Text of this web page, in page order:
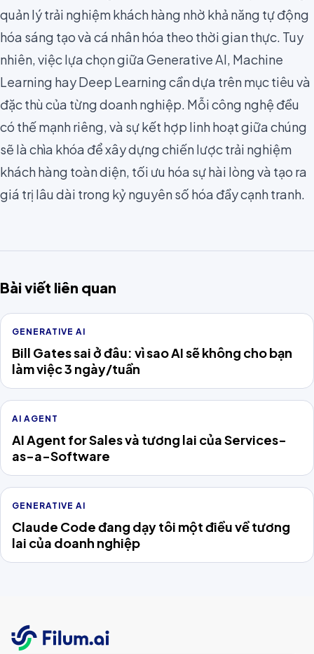
quản lý trải nghiệm khách hàng nhờ khả năng tự động
hóa sáng tạo và cá nhân hóa theo thời gian thực. Tuy
nhiên, việc lựa chọn giữa Generative AI, Machine
Learning hay Deep Learning cần dựa trên mục tiêu và
đặc thù của từng doanh nghiệp. Mỗi công nghệ đều
có thế mạnh riêng, và sự kết hợp linh hoạt giữa chúng
sẽ là chìa khóa để xây dựng chiến lược trải nghiệm
khách hàng toàn diện, tối ưu hóa sự hài lòng và tạo ra
giá trị lâu dài trong kỷ nguyên số hóa đầy cạnh tranh.
Bài viết liên quan
GENERATIVE AI
Bill Gates sai ở đâu: vì sao AI sẽ không cho bạn
làm việc 3 ngày/tuần
AI AGENT
AI Agent for Sales và tương lai của Services-
as-a-Software
GENERATIVE AI
Claude Code đang dạy tôi một điều về tương
lai của doanh nghiệp